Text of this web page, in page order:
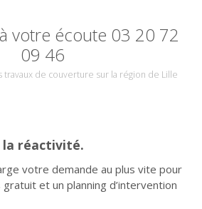
votre écoute 03 20 72
09 46
travaux de couverture sur la région de Lille
la réactivité.
votre demande au plus vite pour
et un planning d’intervention